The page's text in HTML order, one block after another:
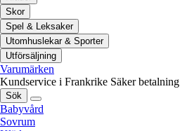
Skor
Spel & Leksaker
Utomhuslekar & Sporter
Utförsäljning
Varumärken
Kundservice i Frankrike Säker betalning
Sök
Babyvård
Sovrum